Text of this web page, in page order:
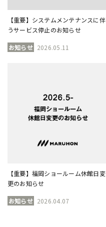
【重要】システムメンテナンスに伴
うサービス停止のお知らせ
お知らせ 2026.05.11
【重要】福岡ショールーム休館日変
更のお知らせ
お知らせ 2026.04.07